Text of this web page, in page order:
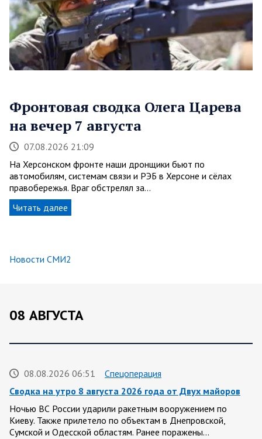
Фронтовая сводка Олега Царева
на вечер 7 августа
07.08.2026 21:09
На Херсонском фронте наши дронщики бьют по
автомобилям, системам связи и РЭБ в Херсоне и сёлах
правобережья. Враг обстрелял за…
Читать далее
Новости СМИ2
08 АВГУСТА
08.08.2026 06:51
Спецоперация
Сводка на утро 8 августа 2026 года от Двух майоров
Ночью ВС России ударили ракетным вооружением по
Киеву. Также прилетело по объектам в Днепровской,
Сумской и Одесской областям. Ранее поражены…